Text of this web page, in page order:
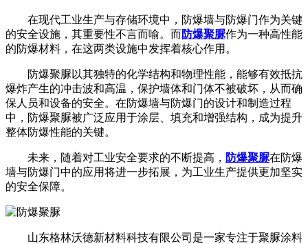
在现代工业生产与存储环境中，防爆墙与防爆门作为关键
的安全设施，其重要性不言而喻。而防爆聚脲作为一种高性能
的防爆材料，在这两类设施中发挥着核心作用。
防爆聚脲以其独特的化学结构和物理性能，能够有效抵抗
爆炸产生的冲击波和高温，保护墙体和门体不被破坏，从而确
保人员和设备的安全。在防爆墙与防爆门的设计和制造过程
中，防爆聚脲被广泛应用于涂层、填充和增强结构，成为提升
整体防爆性能的关键。
未来，随着对工业安全要求的不断提高， 防爆聚脲在防爆
墙与防爆门中的应用将进一步拓展，为工业生产提供更加坚实
的安全保障。
山东格林沃德新材料科技有限公司是一家专注于聚脲涂料